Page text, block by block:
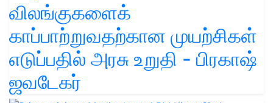
விலங்குகளைக்
காப்பாற்றுவதற்கான முயற்சிகள்
எடுப்பதில் அரசு உறுதி - பிரகாஷ்
ஜவடேகர்